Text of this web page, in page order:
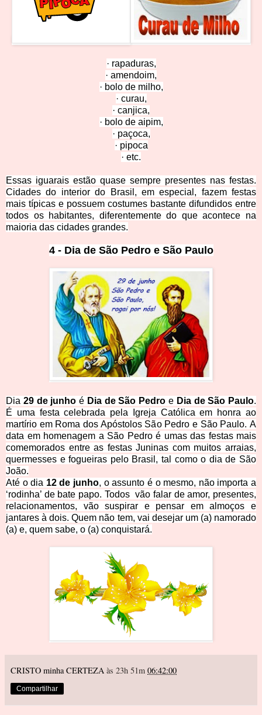
· rapaduras,
· amendoim,
· bolo de milho,
· curau,
· canjica,
· bolo de aipim,
· paçoca,
· pipoca
· etc.
Essas iguarais estão quase sempre presentes nas festas.
Cidades do interior do Brasil, em especial, fazem festas
mais típicas e possuem costumes bastante difundidos entre
todos os habitantes, diferentemente do que acontece na
maioria das cidades grandes.
4 - Dia de São Pedro e São Paulo
Dia 29 de junho é Dia de São Pedro e Dia de São Paulo.
É uma festa celebrada pela Igreja Católica em honra ao
martírio em Roma dos Apóstolos São Pedro e São Paulo. A
data em homenagem a São Pedro é umas das festas mais
comemorados entre as festas Juninas com muitos arraias,
quermesses e fogueiras pelo Brasil, tal como o dia de São
João.
Até o dia 12 de junho, o assunto é o mesmo, não importa a
‘rodinha’ de bate papo. Todos vão falar de amor, presentes,
relacionamentos, vão suspirar e pensar em almoços e
jantares à dois. Quem não tem, vai desejar um (a) namorado
(a) e, quem sabe, o (a) conquistará.
CRISTO minha CERTEZA às 23h 51m 06:42:00
Compartilhar